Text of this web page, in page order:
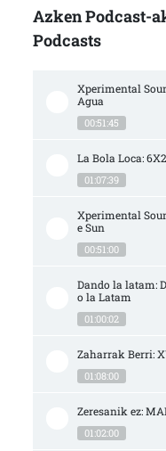
Azken Podcast-
Podcasts
Xperimental
Agua
00:51:45
La Bola Loca:
01:07:39
Xperimental
e Sun
00:51:00
Dando la latam:
o la Latam
01:00:02
Zaharrak Berri:
01:08:00
Zeresanik ez:
01:02:00